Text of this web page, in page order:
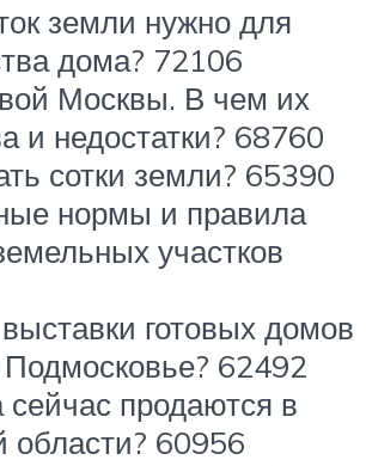
земли нужно для
дома? 72106
Москвы. В чем их
и недостатки? 68760
сотки земли? 65390
нормы и правила
участков
готовых домов
62492
продаются в
области? 60956